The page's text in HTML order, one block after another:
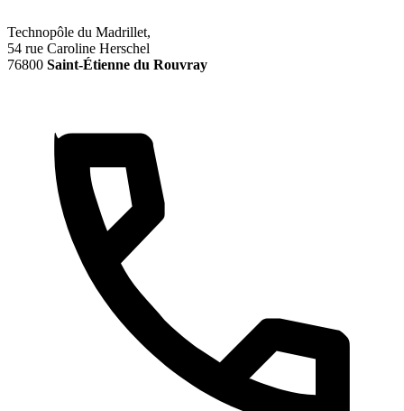
Technopôle du Madrillet,
54 rue Caroline Herschel
76800 Saint-Étienne du Rouvray